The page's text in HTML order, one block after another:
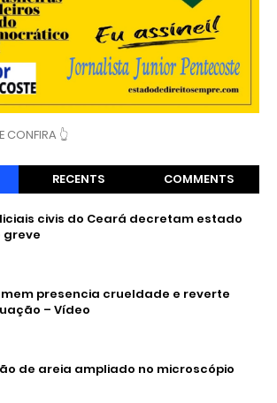
CONFIRA 👆
RECENTS COMMENTS
civis do Ceará decretam estado
greve
presencia crueldade e reverte
– Vídeo
de areia ampliado no microscópio